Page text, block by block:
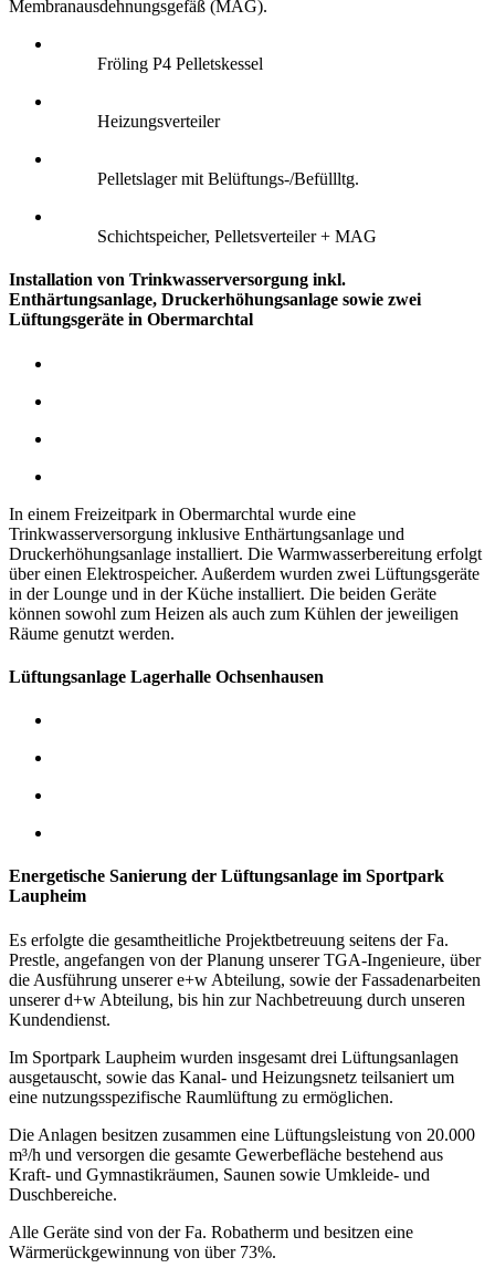
Membranausdehnungsgefäß (MAG).
Fröling P4 Pelletskessel
Heizungsverteiler
Pelletslager mit Belüftungs-/Befüllltg.
Schichtspeicher, Pelletsverteiler + MAG
Installation von Trinkwasserversorgung inkl.
Enthärtungsanlage, Druckerhöhungsanlage sowie zwei
Lüftungsgeräte in Obermarchtal
In einem Freizeitpark in Obermarchtal wurde eine
Trinkwasserversorgung inklusive Enthärtungsanlage und
Druckerhöhungsanlage installiert. Die Warmwasserbereitung erfolgt
über einen Elektrospeicher. Außerdem wurden zwei Lüftungsgeräte
in der Lounge und in der Küche installiert. Die beiden Geräte
können sowohl zum Heizen als auch zum Kühlen der jeweiligen
Räume genutzt werden.
Lüftungsanlage Lagerhalle Ochsenhausen
Energetische Sanierung der Lüftungsanlage im Sportpark
Laupheim
Es erfolgte die gesamtheitliche Projektbetreuung seitens der Fa.
Prestle, angefangen von der Planung unserer TGA-Ingenieure, über
die Ausführung unserer e+w Abteilung, sowie der Fassadenarbeiten
unserer d+w Abteilung, bis hin zur Nachbetreuung durch unseren
Kundendienst.
Im Sportpark Laupheim wurden insgesamt drei Lüftungsanlagen
ausgetauscht, sowie das Kanal- und Heizungsnetz teilsaniert um
eine nutzungsspezifische Raumlüftung zu ermöglichen.
Die Anlagen besitzen zusammen eine Lüftungsleistung von 20.000
m³/h und versorgen die gesamte Gewerbefläche bestehend aus
Kraft- und Gymnastikräumen, Saunen sowie Umkleide- und
Duschbereiche.
Alle Geräte sind von der Fa. Robatherm und besitzen eine
Wärmerückgewinnung von über 73%.